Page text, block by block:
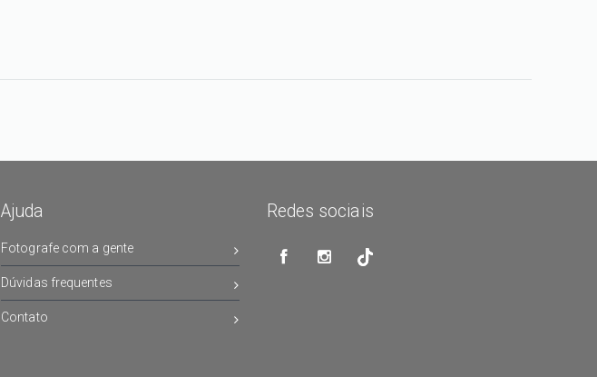
Ajuda
Fotografe com a gente
Dúvidas frequentes
Contato
Redes sociais